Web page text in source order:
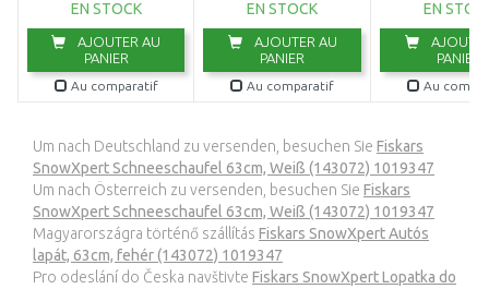
EN STOCK
AJOUTER AU
PANIER
Au comparatif
EN STOCK
AJOUTER AU
PANIER
Au comparatif
EN
PANIER
Au
Um nach Deutschland zu versenden, besuchen Sie Fiskars
SnowXpert Schneeschaufel 63cm, Weiß (143072) 1019347
Um nach Österreich zu versenden, besuchen Sie Fiskars
SnowXpert Schneeschaufel 63cm, Weiß (143072) 1019347
Magyarországra történő szállítás Fiskars SnowXpert Autós
lapát, 63cm, fehér (143072) 1019347
Pro odeslání do Česka navštivte Fiskars SnowXpert Lopatka do